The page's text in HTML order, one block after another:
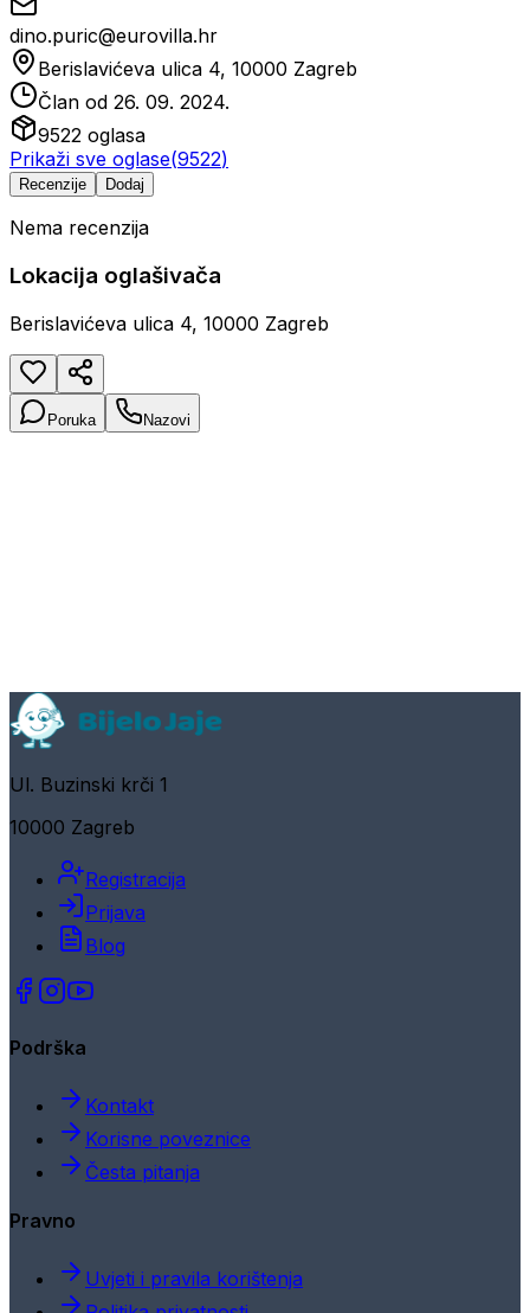
dino.puric@eurovilla.hr
Berislavićeva ulica 4, 10000 Zagreb
Član od 26. 09. 2024.
9522 oglasa
Prikaži sve oglase(9522)
Recenzije Dodaj
Nema recenzija
Lokacija oglašivača
Berislavićeva ulica 4, 10000 Zagreb
Poruka Nazovi
Ul. Buzinski krči 1
10000 Zagreb
Registracija
Prijava
Blog
Podrška
Kontakt
Korisne poveznice
Česta pitanja
Pravno
Uvjeti i pravila korištenja